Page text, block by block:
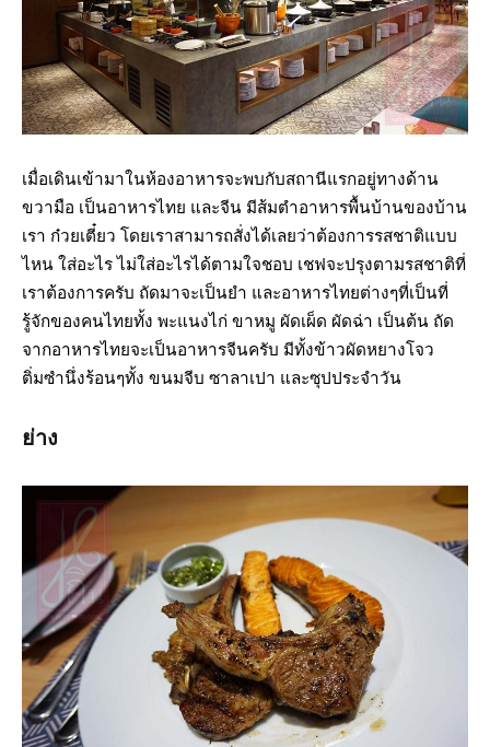
เมื่อเดินเข้ามาในห้องอาหารจะพบกับสถานีแรกอยู่ทางด้าน
ขวามือ เป็นอาหารไทย และจีน มีส้มตำอาหารพื้นบ้านของบ้าน
เรา ก๋วยเตี๋ยว โดยเราสามารถสั่งได้เลยว่าต้องการรสชาติแบบ
ไหน ใส่อะไร ไม่ใส่อะไรได้ตามใจชอบ เชฟจะปรุงตามรสชาติที่
เราต้องการครับ ถัดมาจะเป็นยำ และอาหารไทยต่างๆที่เป็นที่
รู้จักของคนไทยทั้ง พะแนงไก่ ขาหมู ผัดเผ็ด ผัดฉ่า เป็นต้น ถัด
จากอาหารไทยจะเป็นอาหารจีนครับ มีทั้งข้าวผัดหยางโจว
ติ่มซำนึ่งร้อนๆทั้ง ขนมจีบ ซาลาเปา และซุปประจำวัน
ย่าง